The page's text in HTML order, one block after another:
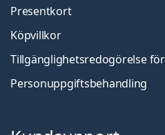
Presentkort
Köpvillkor
Tillgänglighetsredogörelse
Personuppgiftsbehandling